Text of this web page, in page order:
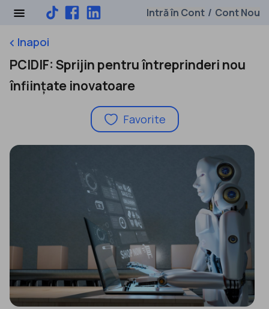
Intră în Cont / Cont Nou
keyboard_arrow_leftInapoi
PCIDIF: Sprijin pentru întreprinderi nou
înființate inovatoare
Favorite